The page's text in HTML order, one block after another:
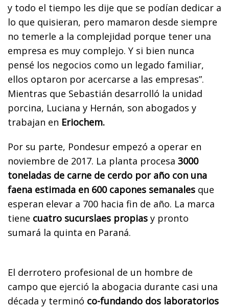
y todo el tiempo les dije que se podían dedicar a
lo que quisieran, pero mamaron desde siempre
no temerle a la complejidad porque tener una
empresa es muy complejo. Y si bien nunca
pensé los negocios como un legado familiar,
ellos optaron por acercarse a las empresas”.
Mientras que Sebastián desarrolló la unidad
porcina, Luciana y Hernán, son abogados y
trabajan en Eriochem.
Por su parte, Pondesur empezó a operar en
noviembre de 2017. La planta procesa 3000
toneladas de carne de cerdo por año con una
faena estimada en 600 capones semanales que
esperan elevar a 700 hacia fin de año. La marca
tiene cuatro sucurslaes propias y pronto
sumará la quinta en Paraná.
El derrotero profesional de un hombre de
campo que ejerció la abogacia durante casi una
década y terminó co-fundando dos laboratorios